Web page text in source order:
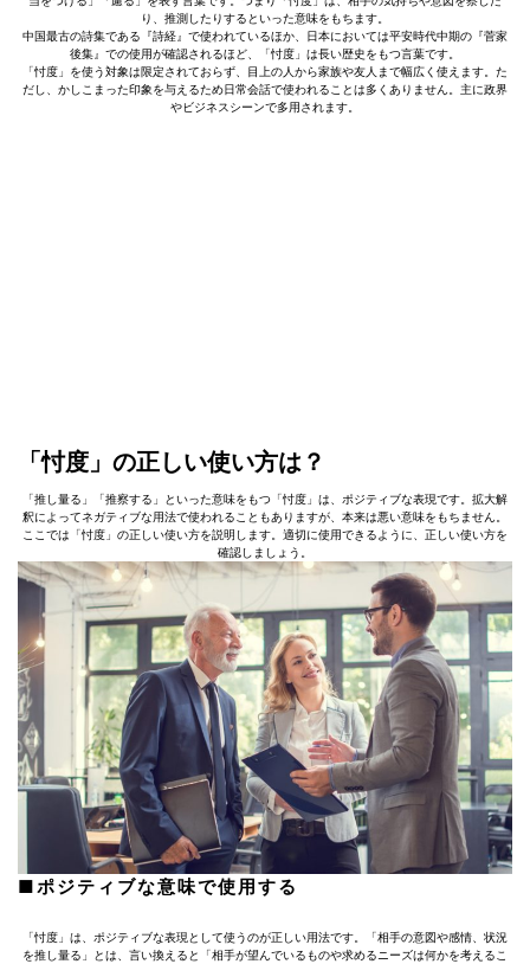
り、推測したりするといった意味をもちます。
中国最古の詩集である『詩経』で使われているほか、日本においては平安時代中期の『菅家
後集』での使用が確認されるほど、「忖度」は長い歴史をもつ言葉です。
「忖度」を使う対象は限定されておらず、目上の人から家族や友人まで幅広く使えます。た
だし、かしこまった印象を与えるため日常会話で使われることは多くありません。主に政界
やビジネスシーンで多用されます。
「忖度」の正しい使い方は？
「推し量る」「推察する」といった意味をもつ「忖度」は、ポジティブな表現です。拡大解
釈によってネガティブな用法で使われることもありますが、本来は悪い意味をもちません。
ここでは「忖度」の正しい使い方を説明します。適切に使用できるように、正しい使い方を
確認しましょう。
■ポジティブな意味で使用する
「忖度」は、ポジティブな表現として使うのが正しい用法です。「相手の意図や感情、状況
を推し量る」とは、言い換えると「相手が望んでいるものや求めるニーズは何かを考えるこ